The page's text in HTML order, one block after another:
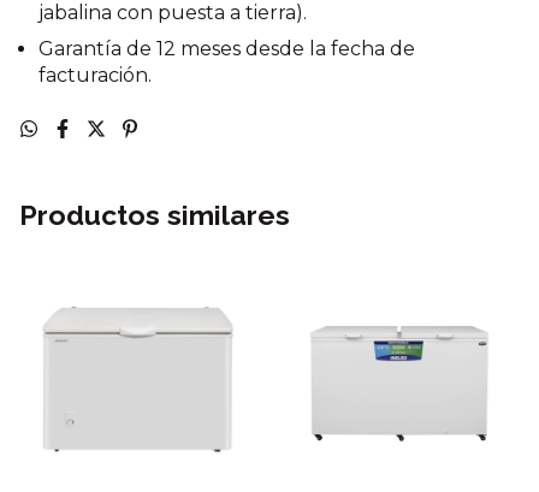
jabalina con puesta a tierra).
Garantía de 12 meses desde la fecha de
facturación.
Productos similares